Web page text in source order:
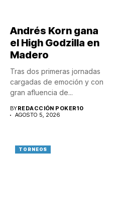
Andrés Korn gana
el High Godzilla en
Madero
Tras dos primeras jornadas
cargadas de emoción y con
gran afluencia de...
BYREDACCIÓN POKER10
AGOSTO 5, 2026
TORNEOS